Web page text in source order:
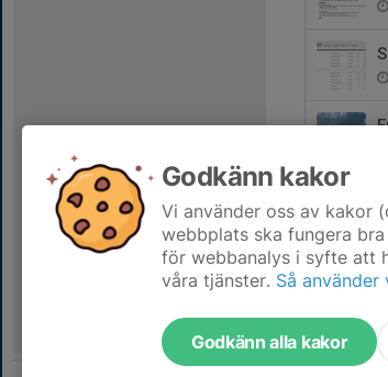
Godkänn kakor
Vi använder oss av kakor
webbplats ska fungera
för webbanalys i syfte att
våra tjänster. Så använder
Godkänn alla kakor